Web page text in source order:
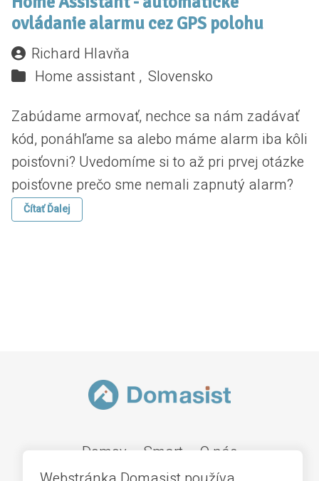
ovládanie alarmu cez GPS polohu
Richard Hlavňa
Home assistant , Slovensko
Zabúdame armovať, nechce sa nám zadávať
kód, ponáhľame sa alebo máme alarm iba kôli
poisťovni? Uvedomíme si to až pri prvej otázke
poisťovne prečo sme nemali zapnutý alarm?
Čítať Ďalej
Domov Smart
O nás